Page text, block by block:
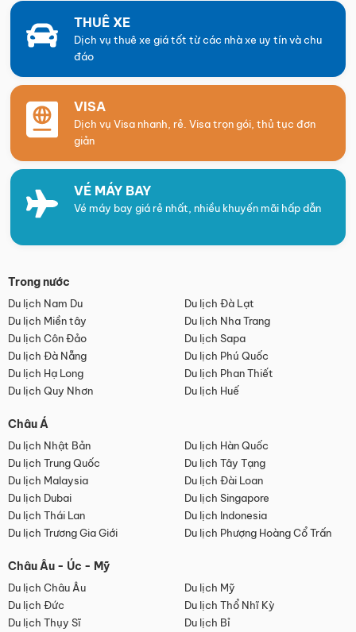
THUÊ XE
Dịch vụ thuê xe giá tốt từ các nhà xe uy tín và chu
đáo
VISA
Dịch vụ Visa nhanh, rẻ. Visa trọn gói, thủ tục đơn
giản
VÉ MÁY BAY
Vé máy bay giá rẻ nhất, nhiều khuyến mãi hấp dẫn
Trong nước
Du lịch Nam Du
Du lịch Đà Lạt
Du lịch Miền tây
Du lịch Nha Trang
Du lịch Côn Đảo
Du lịch Sapa
Du lịch Đà Nẵng
Du lịch Phú Quốc
Du lịch Hạ Long
Du lịch Phan Thiết
Du lịch Quy Nhơn
Du lịch Huế
Châu Á
Du lịch Nhật Bản
Du lịch Hàn Quốc
Du lịch Trung Quốc
Du lịch Tây Tạng
Du lịch Malaysia
Du lịch Đài Loan
Du lịch Dubai
Du lịch Singapore
Du lịch Thái Lan
Du lịch Indonesia
Du lịch Trương Gia Giới
Du lịch Phượng Hoàng Cổ Trấn
Châu Âu - Úc - Mỹ
Du lịch Châu Âu
Du lịch Mỹ
Du lịch Đức
Du lịch Thổ Nhĩ Kỳ
Du lịch Thụy Sĩ
Du lịch Bỉ